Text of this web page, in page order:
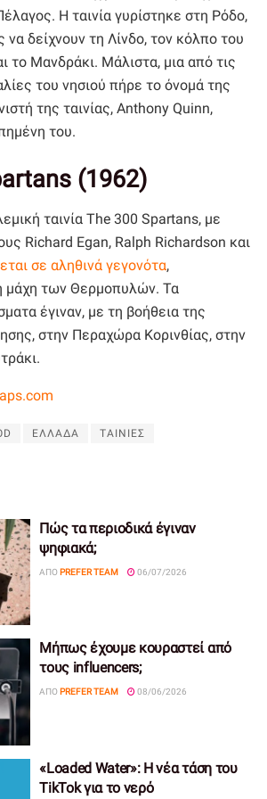
Η ταινία γυρίστηκε στη Ρόδο,
να δείχνουν τη Λίνδο, τον κόλπο του
το Μανδράκι. Μάλιστα, μια από τις
του νησιού πήρε το όνομά της
της ταινίας, Anthony Quinn,
του.
(1962)
ταινία The 300 Spartans, με
Richard Egan, Ralph Richardson και
σε αληθινά γεγονότα,
μάχη των Θερμοπυλών. Τα
έγιναν, με τη βοήθεια της
στην Περαχώρα Κορινθίας, στην
ΕΛΛΑΔΑ ΤΑΙΝΙΕΣ
Πώς τα περιοδικά έγιναν
ψηφιακά;
ΑΠΌ PREFER TEAM 06/07/2026
Μήπως έχουμε κουραστεί από
τους influencers;
ΑΠΌ PREFER TEAM 08/06/2026
«Loaded Water»: Η νέα τάση του
TikTok για το νερό